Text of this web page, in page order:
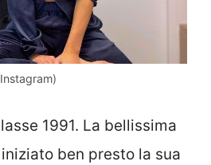
1991. La bellissima
ben presto la sua